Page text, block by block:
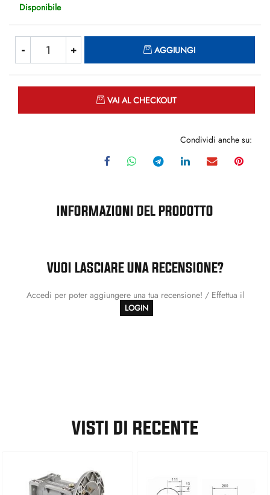
Disponibile
AGGIUNGI
VAI AL CHECKOUT
Condividi anche su:
INFORMAZIONI DEL PRODOTTO
VUOI LASCIARE UNA RECENSIONE?
Accedi per poter aggiungere una tua recensione! / Effettua il
LOGIN
VISTI DI RECENTE